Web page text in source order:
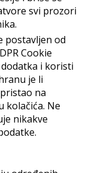
svi prozori
postavljen od
Cookie
i koristi
je li
na
kolačića. Ne
nikakve